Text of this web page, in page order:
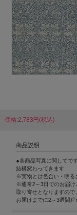
価格:2,783円(税込)
商品説明
●各商品写真に関してで
結構変わってきます
※実物とは色合い・明る
※通常2～3日でのお届け
取り寄せとなりますので、
お届けまでに2～3週間程